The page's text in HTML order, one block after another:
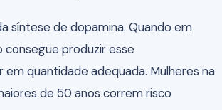
síntese de dopamina. Quando em
consegue produzir esse
em quantidade adequada. Mulheres na
de 50 anos correm risco